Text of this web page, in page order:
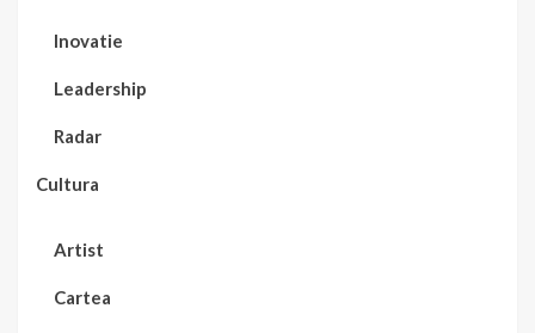
Inovatie
Leadership
Radar
Cultura
Artist
Cartea